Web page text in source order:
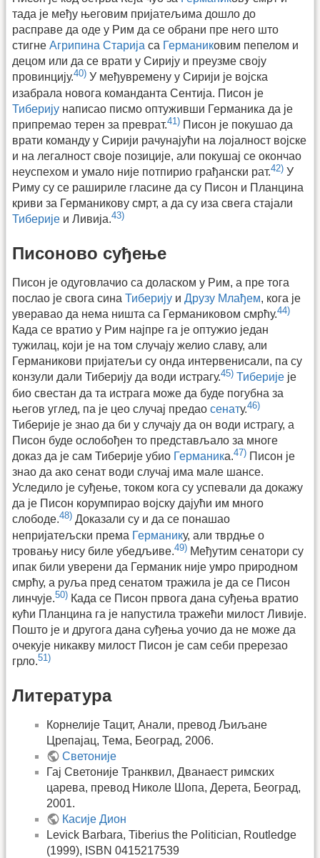
тада је међу његовим пријатељима дошло до
расправе да оде у Рим да се обрани пре него што
стигне Агрипина Старија са Германиковим пепелом и
децом или да се врати у Сирију и преузме своју
провинцију.40) У међувремену у Сирији је војска
изабрала новога команданта Сентија. Писон је
Тиберију написао писмо оптуживши Германика да је
припремао терен за преврат.41) Писон је покушао да
врати команду у Сирији рачунајући на лојалност војске
и на легалност своје позиције, али покушај се окончао
неуспехом и умало није потпирио грађански рат.42) У
Риму су се рашириле гласине да су Писон и Планцина
криви за Германикову смрт, а да су иза свега стајали
Тиберије и Ливија.43)
Писоново суђење
Писон је одуговлачио са доласком у Рим, а пре тога
послао је свога сина Тиберију и Друзу Млађем, кога је
уверавао да нема ништа са Германиковом смрћу.44)
Када се вратио у Рим најпре га је оптужио један
тужилац, који је на том случају желио славу, али
Германикови пријатељи су онда интервенисали, па су
конзули дали Тиберију да води истрагу.45) Тиберије је
био свестан да та истрага може да буде погубна за
његов углед, па је цео случај предао сенату.46)
Тиберије је знао да би у случају да он води истрагу, а
Писон буде ослобођен то представљало за многе
доказ да је сам Тиберије убио Германика.47) Писон је
знао да ако сенат води случај има мале шансе.
Уследило је суђење, током кога су успевали да докажу
да је Писон корумпирао војску дајући им много
слободе.48) Доказали су и да се понашао
непријатељски према Германику, али тврдње о
тровању нису биле убедљиве.49) Међутим сенатори су
ипак били уверени да Германик није умро природном
смрћу, а руља пред сенатом тражила је да се Писон
линчује.50) Када се Писон првога дана суђења вратио
кући Планцина га је напустила тражећи милост Ливије.
Пошто је и другога дана суђења уочио да не може да
очекује никакву милост Писон је сам себи пререзао
грло.51)
Литература
Корнелије Тацит, Анали, превод Љиљане
Црепајац, Тема, Београд, 2006.
Светоније
Гај Светоније Транквил, Дванаест римских
царева, превод Николе Шопа, Дерета, Београд,
2001.
Касије Дион
Levick Barbara, Tiberius the Politician, Routledge
(1999), ISBN 0415217539